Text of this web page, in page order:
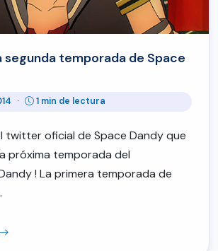
segunda temporada de Space
· 1 min de lectura
twitter oficial de Space Dandy que
próxima temporada del
! La primera temporada de